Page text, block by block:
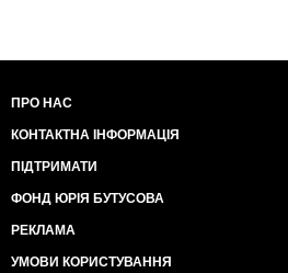
ПРО НАС
КОНТАКТНА ІНФОРМАЦІЯ
ПІДТРИМАТИ
ФОНД ЮРІЯ БУТУСОВА
РЕКЛАМА
УМОВИ КОРИСТУВАННЯ